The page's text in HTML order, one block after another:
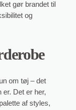
gør brandet til
og
om tøj – det
er. Det er her,
af styles,